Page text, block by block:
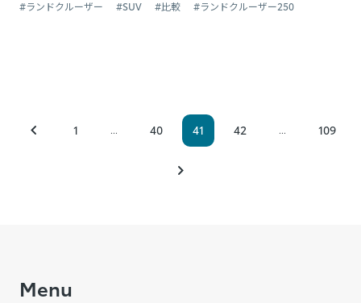
#ランドクルーザー #SUV #比較 #ランドクルーザー250
1 ... 40 41 42 ... 109
Menu